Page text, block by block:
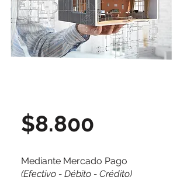
$8.800
Mediante Mercado Pago
(Efectivo - Débito - Crédito)